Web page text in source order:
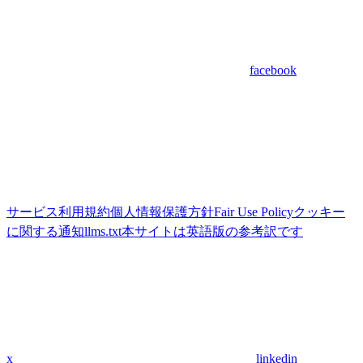
facebook
サービス利用規約個人情報保護方針Fair Use Policyクッキー
に関する通知llms.txt本サイトは英語版の参考訳です
x linkedin